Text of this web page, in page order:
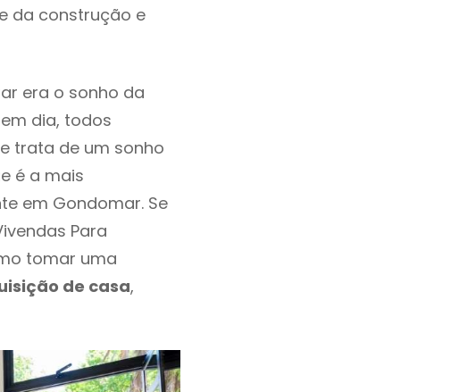
da construção e
era o sonho da
dia, todos
trata de um sonho
é a mais
em Gondomar. Se
Para
tomar uma
de casa,